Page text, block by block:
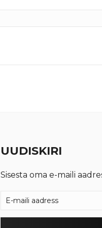
UUDISKIRI
Sisesta oma e-maili